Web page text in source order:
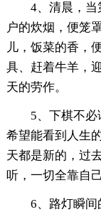
4、清晨，
户的炊烟，便笼
儿，饭菜的香，
具、赶着牛羊，
天的劳作。
5、下棋不
希望能看到人生
天都是新的，过
听，一切全靠自
6、路灯瞬